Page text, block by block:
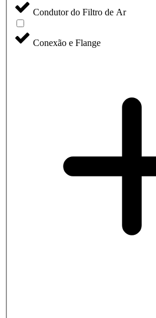
Condutor do Filtro de Ar
Conexão e Flange